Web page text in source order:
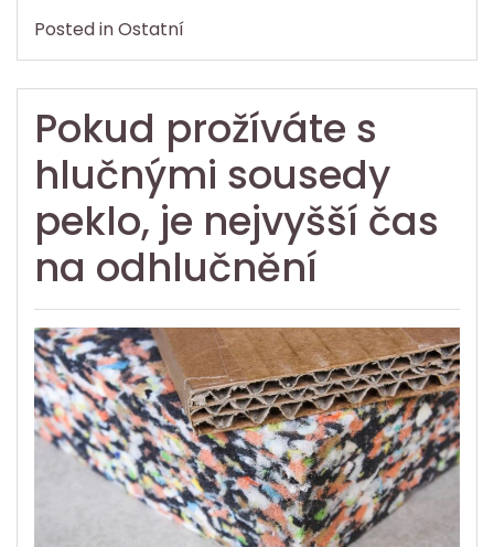
Posted inOstatní
Pokud prožíváte s
hlučnými sousedy
peklo, je nejvyšší čas
na odhlučnění